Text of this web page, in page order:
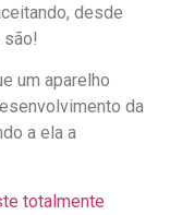
desde
um aparelho
da
a ela a
totalmente